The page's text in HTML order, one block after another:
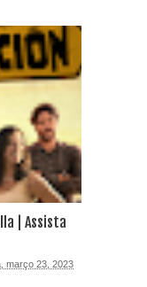
| Assista
março 23, 2023